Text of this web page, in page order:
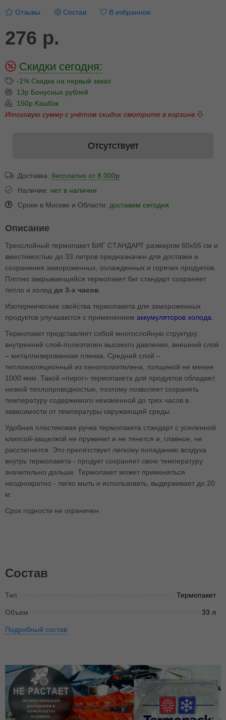
Отзывы Состав В избранное
276 р.
Скидки сегодня:
-1% Скидка на первый заказ
13р Бонусных рублей
150р Кэшбэк
Итоговую сумму с учётом скидок смотрите в корзине
Отсутствует
Доставка: бесплатно от 8 000р
Наличие: нет в наличии
Сроки в Москве и Области: доставим сегодня
Описание
Трехслойный термопакет БИГ СТАНДАРТ размером 60х55 см и
вместимостью до 33 литров предназначен для доставки и
сохранения замороженных, охлажденных и горячих продуктов.
Плотно закрывающийся термопакет биг стандарт сохраняет
тепло и холод до 3-х часов
Изотермические свойства термопакета для замороженных
продуктов улучшаются с применением аккумуляторов холода
Термопакет представляет собой многослойную структуру:
внутренний слой-полиэтилен высокого давления, внешний слой
– металлизированная пленка. Средний слой –
теплоизоляционный из пенополиэтилена, толщиной не менее
1000 мкм. Такой «пирог» термопакета для продуктов обладает
низкой теплопроводностью, поэтому позволяет сохранять
температуру содержимого неизменной до трех часов в
зависимости от температуры окружающей среды.
Удобная пластиковая ручка термопакета стандарт с усиленной
клипсой-защелкой не пружинит и не тянется и, главное, не
расстегнется. Это препятствует легкому попаданию воздуха
внутрь термопакета - продукт сохраняет свою температуру
значительно дольше. Термопакет может применяться
неоднократно - легко мыть и использовать, выдерживает до 20
кг.
Срок годности не ограничен.
Состав
Тип Термопакет
Объем 33 л
Подробный состав